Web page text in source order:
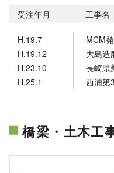
受注年月
工事名
H.19.7
MCM
H.19.12
大島造
H.23.10
長崎県
H.25.1
西浦第
橋梁・土木工